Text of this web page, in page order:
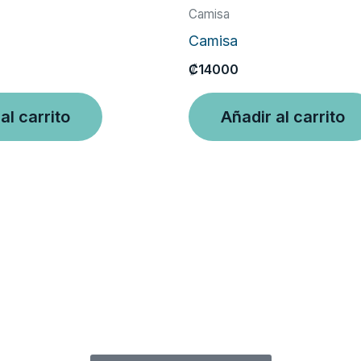
carrito
Camisa
Camisa
₡14000
Añadir al carrito